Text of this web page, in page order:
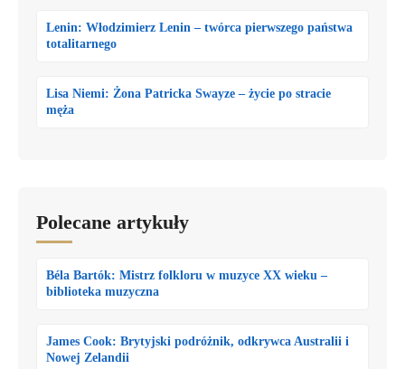
Lenin: Włodzimierz Lenin – twórca pierwszego państwa
totalitarnego
Lisa Niemi: Żona Patricka Swayze – życie po stracie
męża
Polecane artykuły
Béla Bartók: Mistrz folkloru w muzyce XX wieku –
biblioteka muzyczna
James Cook: Brytyjski podróżnik, odkrywca Australii i
Nowej Zelandii